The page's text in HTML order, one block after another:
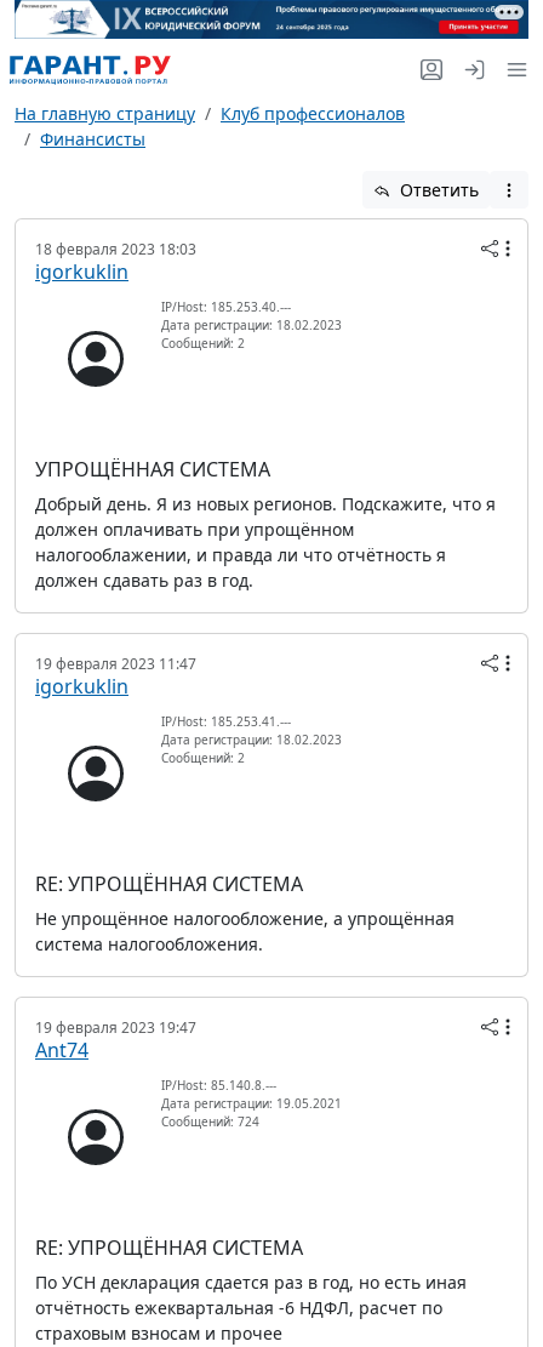
На главную страницу
Клуб профессионалов
Финансисты
Ответить
18 февраля 2023 18:03
igorkuklin
IP/Host: 185.253.40.---
Дата регистрации: 18.02.2023
Сообщений: 2
УПРОЩЁННАЯ СИСТЕМА
Добрый день. Я из новых регионов. Подскажите, что я
должен оплачивать при упрощённом
налогооблажении, и правда ли что отчётность я
должен сдавать раз в год.
19 февраля 2023 11:47
igorkuklin
IP/Host: 185.253.41.---
Дата регистрации: 18.02.2023
Сообщений: 2
RE: УПРОЩЁННАЯ СИСТЕМА
Не упрощённое налогообложение, а упрощённая
система налогообложения.
19 февраля 2023 19:47
Ant74
IP/Host: 85.140.8.---
Дата регистрации: 19.05.2021
Сообщений: 724
RE: УПРОЩЁННАЯ СИСТЕМА
По УСН декларация сдается раз в год, но есть иная
отчётность ежеквартальная -6 НДФЛ, расчет по
страховым взносам и прочее